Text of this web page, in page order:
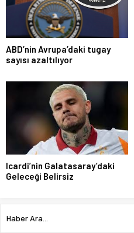
ABD’nin Avrupa’daki tugay
sayısı azaltılıyor
Icardi’nin Galatasaray’daki
Geleceği Belirsiz